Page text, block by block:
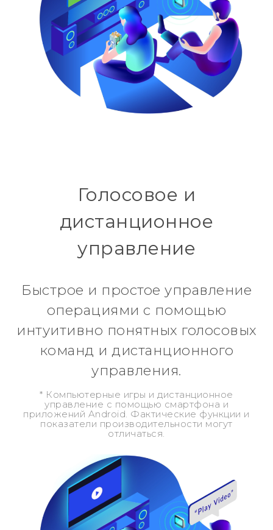
Голосовое и
дистанционное
управление
Быстрое и простое управление
операциями с помощью
интуитивно понятных голосовых
команд и дистанционного
управления.
* Компьютерные игры и дистанционное
управление с помощью смартфона и
приложений Android. Фактические функции и
показатели производительности могут
отличаться.